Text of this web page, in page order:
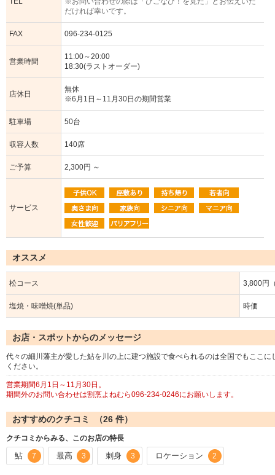
だければ幸いです。
FAX 096-234-0125
営業時間
11:00～20:00
18:30(ラストオーダー)
店休日
無休
※6月1日～11月30日の期間営業
駐車場 50台
収容人数 140席
ご予算 2,300円 ～
サービス
オススメ
松コース 3,800円
塩焼・味噌焼(単品) 時価
お店・スポットからのメッセージ
代々の細川藩主が愛した鮎を川の上に建つ施設で食べられるのは全国でもここ
ください。
営業期間6月1日～11月30日。
期間外のお問い合わせは割烹よねむら096-234-0246にお願いします。
おすすめのクチコミ （26 件）
クチコミからみる、このお店の特長
鮎 7 最高 3 刺身 3 ロケーション 2